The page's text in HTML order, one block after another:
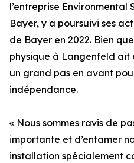
l’entreprise Environmental
Bayer, y a poursuivi ses
de Bayer en 2022. Bien
physique à Langenfeld ait
un grand pas en avant
indépendance.
« Nous sommes ravis de
importante et d’entamer
installation spécialement